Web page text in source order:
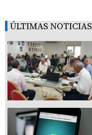
ÚLTIMAS NOTICIAS